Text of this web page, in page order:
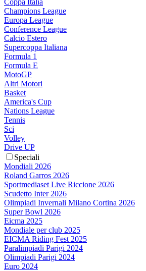
Champions League
Europa League
Conference League
Calcio Estero
Supercoppa Italiana
Formula 1
Formula E
MotoGP
Altri Motori
Basket
America's Cup
Nations League
Tennis
Sci
Volley
Drive UP
Speciali
Mondiali 2026
Roland Garros 2026
Sportmediaset Live Riccione 2026
Scudetto Inter 2026
Olimpiadi Invernali Milano Cortina 2026
Super Bowl 2026
Eicma 2025
Mondiale per club 2025
EICMA Riding Fest 2025
Paralimpiadi Parigi 2024
Olimpiadi Parigi 2024
Euro 2024